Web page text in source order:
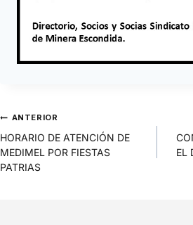
ANTERIOR
HORARIO DE ATENCIÓN DE
MEDIMEL POR FIESTAS
PATRIAS
EL